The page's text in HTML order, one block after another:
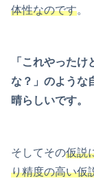
体性なのです。
「これやった
な？」のような
晴らしいです。
そしてその仮説
り精度の高い仮